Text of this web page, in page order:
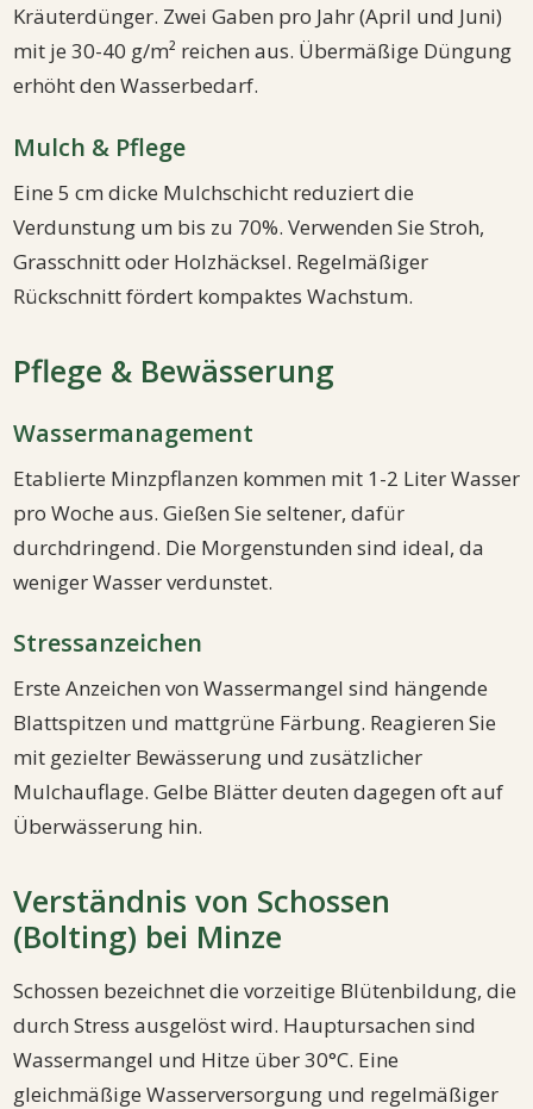
Kräuterdünger. Zwei Gaben pro Jahr (April und Juni)
mit je 30-40 g/m² reichen aus. Übermäßige Düngung
erhöht den Wasserbedarf.
Mulch & Pflege
Eine 5 cm dicke Mulchschicht reduziert die
Verdunstung um bis zu 70%. Verwenden Sie Stroh,
Grasschnitt oder Holzhäcksel. Regelmäßiger
Rückschnitt fördert kompaktes Wachstum.
Pflege & Bewässerung
Wassermanagement
Etablierte Minzpflanzen kommen mit 1-2 Liter Wasser
pro Woche aus. Gießen Sie seltener, dafür
durchdringend. Die Morgenstunden sind ideal, da
weniger Wasser verdunstet.
Stressanzeichen
Erste Anzeichen von Wassermangel sind hängende
Blattspitzen und mattgrüne Färbung. Reagieren Sie
mit gezielter Bewässerung und zusätzlicher
Mulchauflage. Gelbe Blätter deuten dagegen oft auf
Überwässerung hin.
Verständnis von Schossen
(Bolting) bei Minze
Schossen bezeichnet die vorzeitige Blütenbildung, die
durch Stress ausgelöst wird. Hauptursachen sind
Wassermangel und Hitze über 30°C. Eine
gleichmäßige Wasserversorgung und regelmäßiger